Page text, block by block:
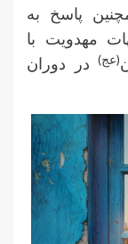
پاسخ به
مهدویت با
(عج)در دوران